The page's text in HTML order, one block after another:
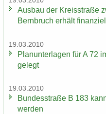
Aus­bau der Kreis­stra­ße
Bern­bruch er­hält
19.03.2010
Plan­un­ter­la­gen für A 72
ge­legt
19.03.2010
Bun­des­stra­ße B 183
wer­den